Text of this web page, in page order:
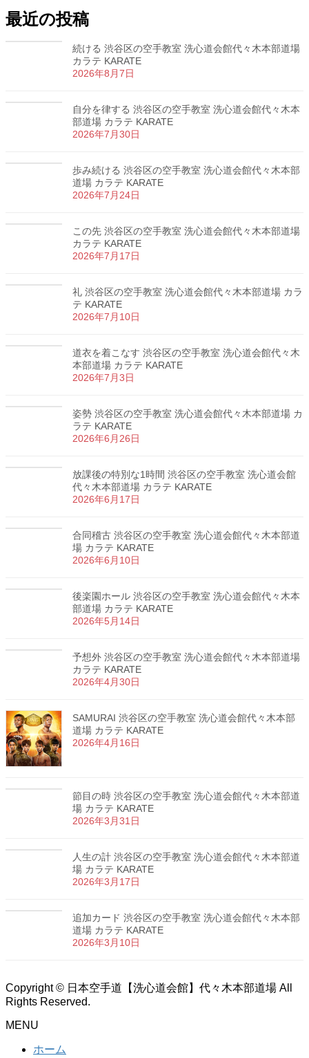
最近の投稿
続ける 渋谷区の空手教室 洗心道会館代々木本部道場
カラテ KARATE
2026年8月7日
自分を律する 渋谷区の空手教室 洗心道会館代々木本
部道場 カラテ KARATE
2026年7月30日
歩み続ける 渋谷区の空手教室 洗心道会館代々木本部
道場 カラテ KARATE
2026年7月24日
この先 渋谷区の空手教室 洗心道会館代々木本部道場
カラテ KARATE
2026年7月17日
礼 渋谷区の空手教室 洗心道会館代々木本部道場 カラ
テ KARATE
2026年7月10日
道衣を着こなす 渋谷区の空手教室 洗心道会館代々木
本部道場 カラテ KARATE
2026年7月3日
姿勢 渋谷区の空手教室 洗心道会館代々木本部道場 カ
ラテ KARATE
2026年6月26日
放課後の特別な1時間 渋谷区の空手教室 洗心道会館
代々木本部道場 カラテ KARATE
2026年6月17日
合同稽古 渋谷区の空手教室 洗心道会館代々木本部道
場 カラテ KARATE
2026年6月10日
後楽園ホール 渋谷区の空手教室 洗心道会館代々木本
部道場 カラテ KARATE
2026年5月14日
予想外 渋谷区の空手教室 洗心道会館代々木本部道場
カラテ KARATE
2026年4月30日
SAMURAI 渋谷区の空手教室 洗心道会館代々木本部
道場 カラテ KARATE
2026年4月16日
節目の時 渋谷区の空手教室 洗心道会館代々木本部道
場 カラテ KARATE
2026年3月31日
人生の計 渋谷区の空手教室 洗心道会館代々木本部道
場 カラテ KARATE
2026年3月17日
追加カード 渋谷区の空手教室 洗心道会館代々木本部
道場 カラテ KARATE
2026年3月10日
Copyright © 日本空手道【洗心道会館】代々木本部道場 All
Rights Reserved.
MENU
ホーム